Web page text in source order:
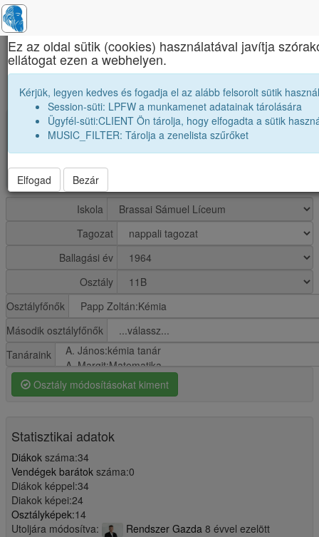
Brassai Sámuel Líceum
1964 11B osztály módosítása
Osztály: 1964 11B
Osztályfőnök:Papp Zoltán
Diákok száma:34
Iskola
Tagozat
Ballagási év
Osztály
Osztályfőnők
Második osztályfőnők
Tanáraink
Osztály módosításokat kiment
Statisztikai adatok
Diákok száma:34
Vendégek barátok száma:0
Diákok képpel:34
Diakok képei:24
Osztályképek:14
Utoljára módosítva:
Rendszer Gazda 8 évvel ezelött
×
Ez az oldal sütik (cookies) használatával javítja
ellátogat ezen a webhelyen.
Kérjük, legyen kedves és fogadja el az alább felsorolt sütik
Session-süti: LPFW a munkamenet adatainak tárolására
Ügyfél-süti:CLIENT Ön tárolja, hogy elfogadta a sütik
MUSIC_FILTER: Tárolja a zenelista szűrőket
Elfogad Bezár